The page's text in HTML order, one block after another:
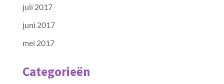
juli 2017
juni 2017
mei 2017
Categorieën